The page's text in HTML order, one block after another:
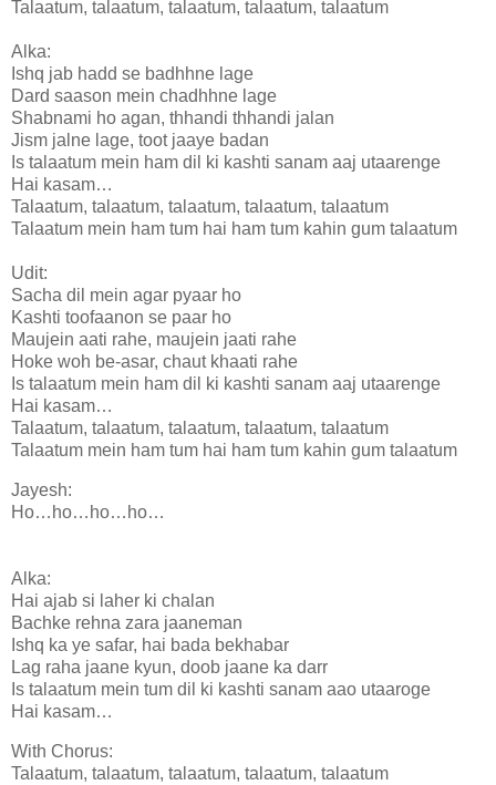
Talaatum, talaatum, talaatum, talaatum, talaatum
Alka:
Ishq jab hadd se badhhne lage
Dard saason mein chadhhne lage
Shabnami ho agan, thhandi thhandi jalan
Jism jalne lage, toot jaaye badan
Is talaatum mein ham dil ki kashti sanam aaj utaarenge
Hai kasam…
Talaatum, talaatum, talaatum, talaatum, talaatum
Talaatum mein ham tum hai ham tum kahin gum talaatum
Udit:
Sacha dil mein agar pyaar ho
Kashti toofaanon se paar ho
Maujein aati rahe, maujein jaati rahe
Hoke woh be-asar, chaut khaati rahe
Is talaatum mein ham dil ki kashti sanam aaj utaarenge
Hai kasam…
Talaatum, talaatum, talaatum, talaatum, talaatum
Talaatum mein ham tum hai ham tum kahin gum talaatum
Jayesh:
Ho…ho…ho…ho…
Alka:
Hai ajab si laher ki chalan
Bachke rehna zara jaaneman
Ishq ka ye safar, hai bada bekhabar
Lag raha jaane kyun, doob jaane ka darr
Is talaatum mein tum dil ki kashti sanam aao utaaroge
Hai kasam…
With Chorus:
Talaatum, talaatum, talaatum, talaatum, talaatum